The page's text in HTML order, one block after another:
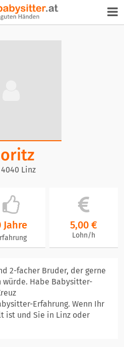
Linz
Jahre 5,00 €
Lohn/h
2-facher Bruder, der gerne
Habe Babysitter-
Erfahrung. Wenn Ihr
ist und Sie in Linz oder